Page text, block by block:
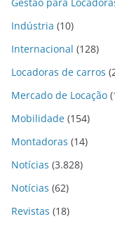
Indústria (10)
Internacional (128)
Locadoras de carros
Mercado de Locação
Mobilidade (154)
Montadoras (14)
Notícias (3.828)
Notícias (62)
Revistas (18)